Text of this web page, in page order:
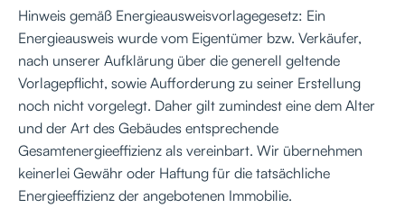
Hinweis gemäß Energieausweisvorlagegesetz: Ein
Energieausweis wurde vom Eigentümer bzw. Verkäufer,
nach unserer Aufklärung über die generell geltende
Vorlagepflicht, sowie Aufforderung zu seiner Erstellung
noch nicht vorgelegt. Daher gilt zumindest eine dem Alter
und der Art des Gebäudes entsprechende
Gesamtenergieeffizienz als vereinbart. Wir übernehmen
keinerlei Gewähr oder Haftung für die tatsächliche
Energieeffizienz der angebotenen Immobilie.